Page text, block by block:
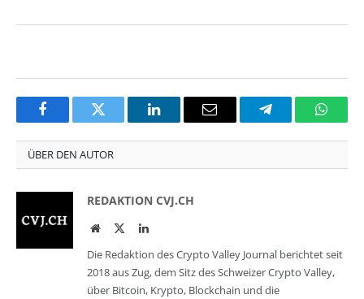
FacebookTwitter LinkedInEmail Telegram
ÜBER DEN AUTOR
REDAKTION CVJ.CH
WebsiteTwitterLinkedIn
Die Redaktion des Crypto Valley Journal berichtet seit
2018 aus Zug, dem Sitz des Schweizer Crypto Valley,
über Bitcoin, Krypto, Blockchain und die